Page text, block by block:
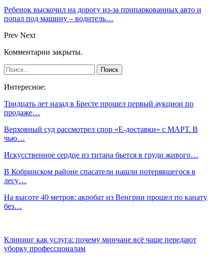
Ребенок выскочил на дорогу из-за припаркованных авто и
попал под машину – водитель…
Prev Next
Комментарии закрыты.
Интересное:
Тридцать лет назад в Бресте прошел первый аукцион по
продаже…
Верховный суд рассмотрел спор «Е-доставки» с МАРТ. В
чью…
Искусственное сердце из титана бьется в груди живого…
В Кобринском районе спасатели нашли потерявшегося в
лесу…
На высоте 40 метров: акробат из Венгрии прошел по канату
без…
Клининг как услуга: почему минчане всё чаще передают
уборку профессионалам